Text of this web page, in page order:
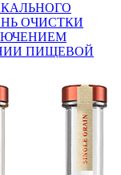
ОЧИСТКИ
ПИЩЕВОЙ